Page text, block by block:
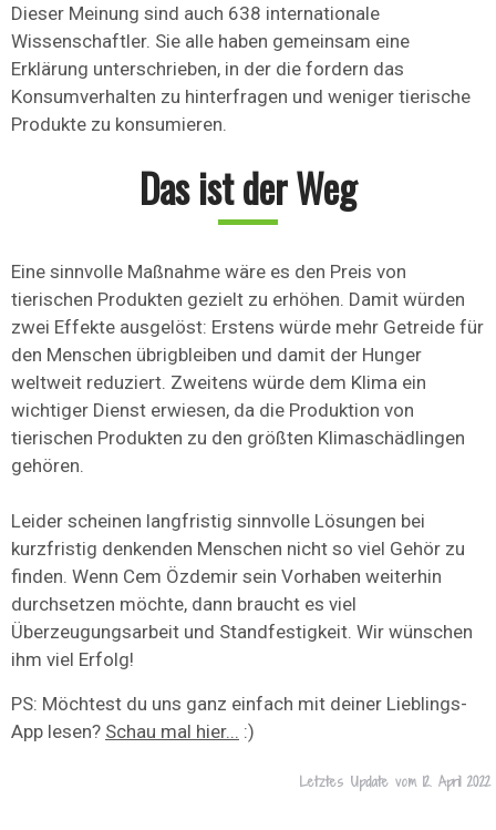
Dieser Meinung sind auch 638 internationale
Wissenschaftler. Sie alle haben gemeinsam eine
Erklärung unterschrieben, in der die fordern das
Konsumverhalten zu hinterfragen und weniger tierische
Produkte zu konsumieren.
Das ist der Weg
Eine sinnvolle Maßnahme wäre es den Preis von
tierischen Produkten gezielt zu erhöhen. Damit würden
zwei Effekte ausgelöst: Erstens würde mehr Getreide für
den Menschen übrigbleiben und damit der Hunger
weltweit reduziert. Zweitens würde dem Klima ein
wichtiger Dienst erwiesen, da die Produktion von
tierischen Produkten zu den größten Klimaschädlingen
gehören.
Leider scheinen langfristig sinnvolle Lösungen bei
kurzfristig denkenden Menschen nicht so viel Gehör zu
finden. Wenn Cem Özdemir sein Vorhaben weiterhin
durchsetzen möchte, dann braucht es viel
Überzeugungsarbeit und Standfestigkeit. Wir wünschen
ihm viel Erfolg!
PS: Möchtest du uns ganz einfach mit deiner Lieblings-
App lesen? Schau mal hier... :)
Letztes Update vom 12. April 2022